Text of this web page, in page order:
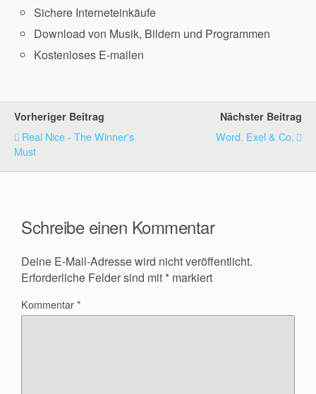
Sichere Interneteinkäufe
Download von Musik, Bildern und Programmen
Kostenloses E-mailen
Vorheriger Beitrag
Real Nice - The Winner's
Must
Nächster Beitrag
Word, Exel & Co.
Schreibe einen Kommentar
Deine E-Mail-Adresse wird nicht veröffentlicht.
Erforderliche Felder sind mit * markiert
Kommentar*